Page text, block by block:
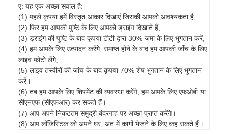
ए: यह एक अच्छा सवाल है:
(1) पहले कृपया हमें विस्तृत आकार दिखाएं जिसकी आपको आवश्यकता है,
(2) फिर हम आपकी पुष्टि के लिए आपको ड्राइंग दिखाते हैं,
(3) ड्राइंग की पुष्टि के बाद कृपया टीटी द्वारा 30% जमा के लिए भुगतान करें,
(4) हम आपके लिए उत्पादन करेंगे, समाप्त होने के बाद हम आपकी जाँच के लिए
लाइव फोटो लेंगे,
(5) लाइव तस्वीरों की जांच के बाद कृपया 70% शेष भुगतान के लिए भुगतान
करें।
(6) तब हम आपके लिए शिपमेंट की व्यवस्था करेंगे, हम आपके लिए एफओबी या
सीएनएफ (सीएफआर) कर सकते हैं।
(7) आप अपने निकटतम समुद्री बंदरगाह पर अच्छा प्राप्त करेंगे।
(8) आप लॉजिस्टिक को अपने घर, अंत में कार्गो भेजने के लिए कह सकते हैं।